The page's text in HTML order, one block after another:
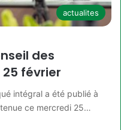
actualites
des
février
intégral a été publié à
ce mercredi 25…